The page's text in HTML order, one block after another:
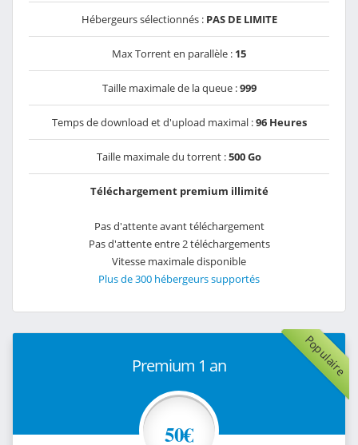
Hébergeurs sélectionnés : PAS DE LIMITE
Max Torrent en parallèle : 15
Taille maximale de la queue :999
Temps de download et d'upload maximal :96 Heures
Taille maximale du torrent :500 Go
Téléchargement premium illimité
Pas d'attente avant téléchargement
Pas d'attente entre 2 téléchargements
Vitesse maximale disponible
Plus de 300 hébergeurs supportés
Populaire
Premium 1 an
50€